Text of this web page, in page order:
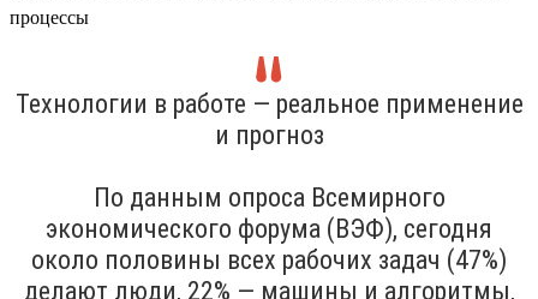
процессы
Технологии в работе — реальное применение
и прогноз
По данным опроса Всемирного
экономического форума (ВЭФ), сегодня
около половины всех рабочих задач (47%)
делают люди, 22% — машины и алгоритмы,